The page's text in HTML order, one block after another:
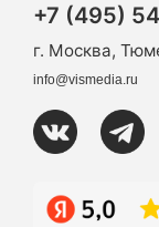
+7 (495)
г. Москва,
info@vismedia.ru